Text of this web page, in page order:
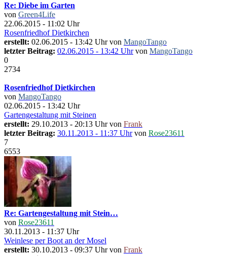
Re: Diebe im Garten
von Green4Life
22.06.2015 - 11:02 Uhr
Rosenfriedhof Dietkirchen
erstellt: 02.06.2015 - 13:42 Uhr von MangoTango
letzter Beitrag: 02.06.2015 - 13:42 Uhrvon MangoTango
0
2734
Rosenfriedhof Dietkirchen
von MangoTango
02.06.2015 - 13:42 Uhr
Gartengestaltung mit Steinen
erstellt: 29.10.2013 - 20:13 Uhr von Frank
letzter Beitrag: 30.11.2013 - 11:37 Uhrvon Rose23611
7
6553
Re: Gartengestaltung mit Stein…
von Rose23611
30.11.2013 - 11:37 Uhr
Weinlese per Boot an der Mosel
erstellt: 30.10.2013 - 09:37 Uhr von Frank